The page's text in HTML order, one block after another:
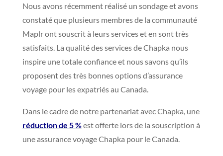
Nous avons récemment réalisé un sondage et avons
constaté que plusieurs membres de la communauté
Maplr ont souscrit à leurs services et en sont très
satisfaits. La qualité des services de Chapka nous
inspire une totale confiance et nous savons qu’ils
proposent des très bonnes options d’assurance
voyage pour les expatriés au Canada.
Dans le cadre de notre partenariat avec Chapka, une
réduction de 5 %est offerte lors de la souscription à
une assurance voyage Chapka pour le Canada.